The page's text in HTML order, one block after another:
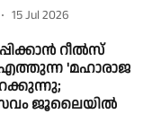
15 Jul 2026
റീല്‍സ്
എത്തുന്ന 'മഹാരാജ
ജൂലൈയില്‍